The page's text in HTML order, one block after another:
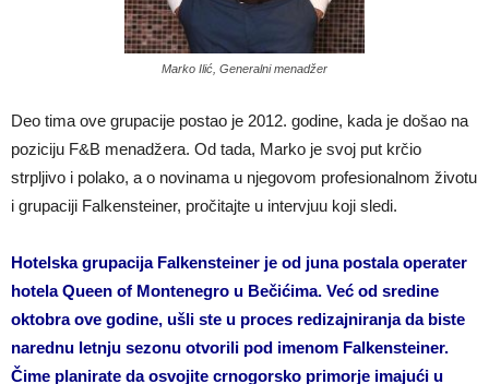
Marko Ilić, Generalni menadžer
Deo tima ove grupacije postao je 2012. godine, kada je došao na
poziciju F&B menadžera. Od tada, Marko je svoj put krčio
strpljivo i polako, a o novinama u njegovom profesionalnom životu
i grupaciji Falkensteiner, pročitajte u intervjuu koji sledi.
Hotelska grupacija Falkensteiner je od juna postala operater
hotela Queen of Montenegro u Bečićima. Već od sredine
oktobra ove godine, ušli ste u proces redizajniranja da biste
narednu letnju sezonu otvorili pod imenom Falkensteiner.
Čime planirate da osvojite crnogorsko primorje imajući u